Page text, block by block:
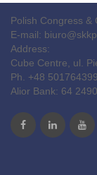
Polish Congress &
E-mail:
Address:
Cube Centre, ul.
Ph. +48 501764399
Alior Bank: 64